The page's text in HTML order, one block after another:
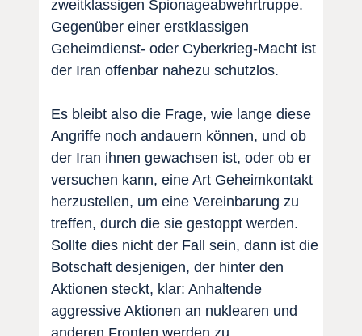
zweitklassigen Spionageabwehrtruppe.
Gegenüber einer erstklassigen
Geheimdienst- oder Cyberkrieg-Macht ist
der Iran offenbar nahezu schutzlos.
Es bleibt also die Frage, wie lange diese
Angriffe noch andauern können, und ob
der Iran ihnen gewachsen ist, oder ob er
versuchen kann, eine Art Geheimkontakt
herzustellen, um eine Vereinbarung zu
treffen, durch die sie gestoppt werden.
Sollte dies nicht der Fall sein, dann ist die
Botschaft desjenigen, der hinter den
Aktionen steckt, klar: Anhaltende
aggressive Aktionen an nuklearen und